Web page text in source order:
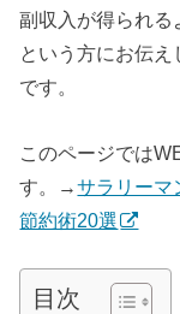
副収入が得られる
という方にお伝
です。
このページでは
す。→サラリーマ
節約術20選
目次